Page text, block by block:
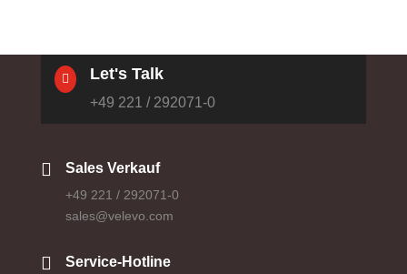
 Let's Talk
+49 221 / 292071-0
 Sales Verkauf
+49 221 / 292071-0
sales@velevo.com
 Service-Hotline